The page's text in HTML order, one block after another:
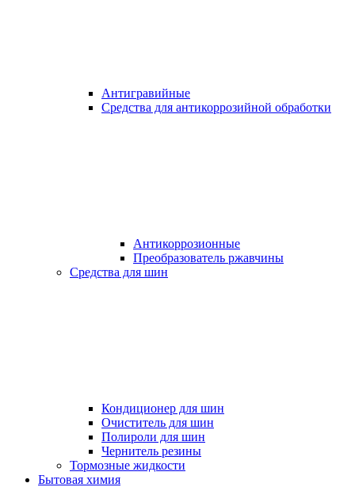
Антигравийные
Средства для антикоррозийной обработки
Антикоррозионные
Преобразователь ржавчины
Средства для шин
Кондиционер для шин
Очиститель для шин
Полироли для шин
Чернитель резины
Тормозные жидкости
Бытовая химия